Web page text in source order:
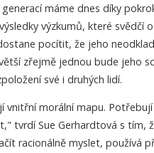
máme dnes díky
výzkumů, které svědčí
pocítit, že jeho
zřejmě jednou bude jeho
své i druhých lidí.
vnitřní morální mapu.
tvrdí Sue Gerhardtová s tím,
racionálně myslet, používá